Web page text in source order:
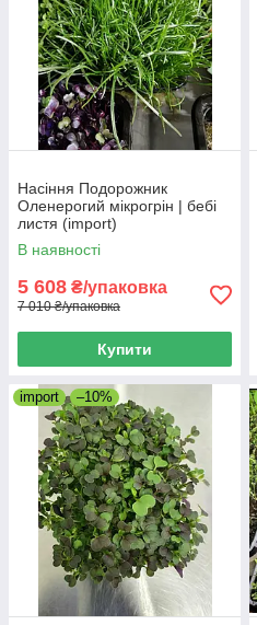
Насіння Подорожник
Оленерогий мікрогрін | бебі
листя (import)
В наявності
5 608 ₴/упаковка
7 010 ₴/упаковка
Купити
import –10%